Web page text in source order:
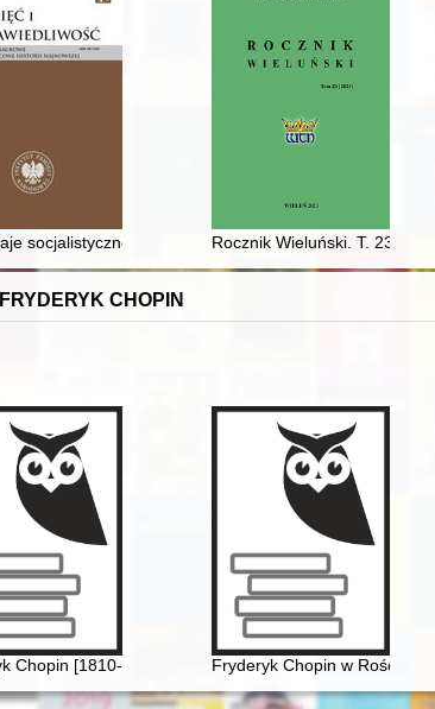
i Osieku na rejon wadowicki w dwudziestoleciu
socjalistyczne i Globalne Południe w latach 1955-
Rocznik Wieluński. T. 23
FRYDERYK CHOPIN
Krzysztofa A. Kuczyńskiego
(w roku Chopina - 2010 - w dwusetlecie
Chopin [1810-1849] Fryderyk Chopin w